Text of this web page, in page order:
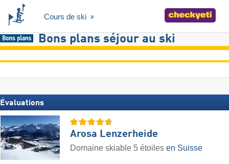
Cours de ski
Bons plans séjour au ski
Évaluations
Arosa Lenzerheide
Domaine skiable 5 étoiles en Suisse